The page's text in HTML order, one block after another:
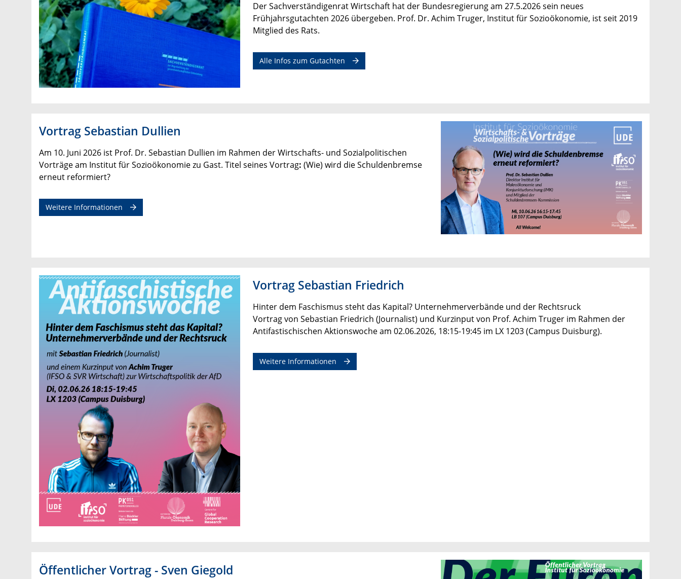
Der Sachverständigenrat Wirtschaft hat der Bundesregierung am 27.5.2026 sein neues
Frühjahrsgutachten 2026 übergeben. Prof. Dr. Achim Truger, Institut für Sozioökonomie, ist seit 2019
Mitglied des Rats.
Alle Infos zum Gutachten
Vortrag Sebastian Dullien
Am 10. Juni 2026 ist Prof. Dr. Sebastian Dullien im Rahmen der Wirtschafts- und Sozialpolitischen
Vorträge am Institut für Sozioökonomie zu Gast. Titel seines Vortrag: (Wie) wird die Schuldenbremse
erneut reformiert?
Weitere Informationen
Vortrag Sebastian Friedrich
Hinter dem Faschismus steht das Kapital? Unternehmerverbände und der Rechtsruck
Vortrag von Sebastian Friedrich (Journalist) und Kurzinput von Prof. Achim Truger im Rahmen der
Antifastischischen Aktionswoche am 02.06.2026, 18:15-19:45 im LX 1203 (Campus Duisburg).
Weitere Informationen
Öffentlicher Vortrag - Sven Giegold